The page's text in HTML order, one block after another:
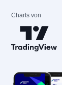
Charts von